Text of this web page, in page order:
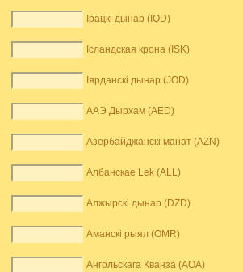
Ірацкі дынар (IQD)
Ісландская крона (ISK)
Іярданскі дынар (JOD)
ААЭ Дырхам (AED)
Азербайджанскі манат (AZN)
Албанскае Lek (ALL)
Алжырскі дынар (DZD)
Аманскі рыял (OMR)
Ангольскага Кванза (AOA)